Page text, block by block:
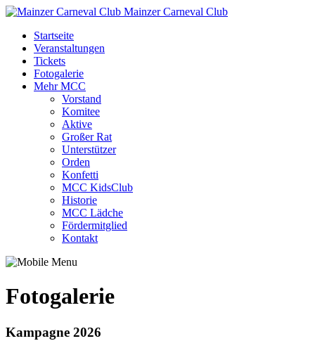
Mainzer Carneval Club
Startseite
Veranstaltungen
Tickets
Fotogalerie
Mehr MCC
Vorstand
Komitee
Aktive
Großer Rat
Unterstützer
Orden
Konfetti
MCC KidsClub
Historie
MCC Lädche
Fördermitglied
Kontakt
Fotogalerie
Kampagne 2026